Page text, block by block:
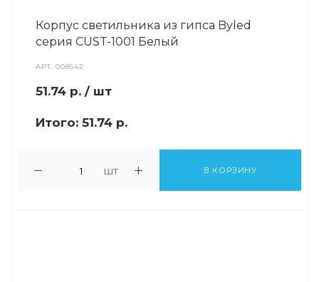
Корпус светильника из гипса Byled
серия CUST-1001 Белый
АРТ.008542
51.74 р. / шт
Итого: 51.74 р.
шт В КОРЗИНУ